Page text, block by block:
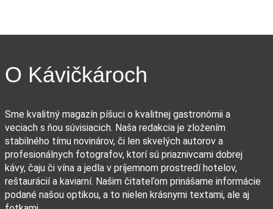
O Kávičkároch
Sme kvalitný magazín píšuci o kvalitnej gastronómii a
veciach s ňou súvisiacich. Naša redakcia je zložením
stabilného tímu novinárov, či len skvelých autorov a
profesionálnych fotografov, ktorí sú priaznivcami dobrej
kávy, čaju či vína a jedla v príjemnom prostredí hotelov,
reštaurácií a kaviarní. Našim čitateľom prinášame informácie
podané našou optikou, a to nielen krásnymi textami, ale aj